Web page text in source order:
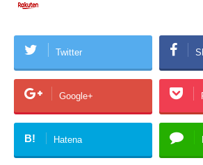
Twitter
Google+
B! Hatena